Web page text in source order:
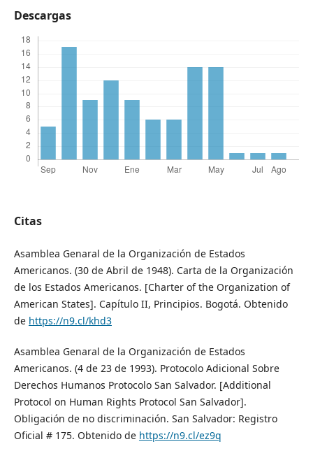
Descargas
Citas
Asamblea Genaral de la Organización de Estados
Americanos. (30 de Abril de 1948). Carta de la Organización
de los Estados Americanos. [Charter of the Organization of
American States]. Capítulo II, Principios. Bogotá. Obtenido
de https://n9.cl/khd3
Asamblea Genaral de la Organización de Estados
Americanos. (4 de 23 de 1993). Protocolo Adicional Sobre
Derechos Humanos Protocolo San Salvador. [Additional
Protocol on Human Rights Protocol San Salvador].
Obligación de no discriminación. San Salvador: Registro
Oficial # 175. Obtenido de https://n9.cl/ez9q